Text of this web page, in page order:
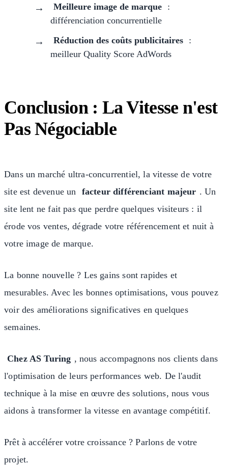
Meilleure image de marque :
différenciation concurrentielle
Réduction des coûts publicitaires :
meilleur Quality Score AdWords
Conclusion : La Vitesse n'est
Pas Négociable
Dans un marché ultra-concurrentiel, la vitesse de votre
site est devenue un
facteur différenciant majeur . Un
site lent ne fait pas que perdre quelques visiteurs : il
érode vos ventes, dégrade votre référencement et nuit à
votre image de marque.
La bonne nouvelle ? Les gains sont rapides et
mesurables. Avec les bonnes optimisations, vous pouvez
voir des améliorations significatives en quelques
semaines.
Chez AS Turing , nous accompagnons nos clients dans
l'optimisation de leurs performances web. De l'audit
technique à la mise en œuvre des solutions, nous vous
aidons à transformer la vitesse en avantage compétitif.
Prêt à accélérer votre croissance ? Parlons de votre
projet.